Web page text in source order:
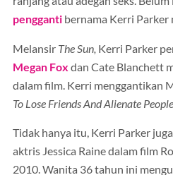
pengganti bernama Kerri Parker
Melansir The Sun, Kerri Parker
Megan Fox dan Cate Blanchett
dalam film. Kerri menggantikan
To Lose Friends And Alienate People.
Tidak hanya itu, Kerri Parker
aktris Jessica Raine dalam film
2010. Wanita 36 tahun ini